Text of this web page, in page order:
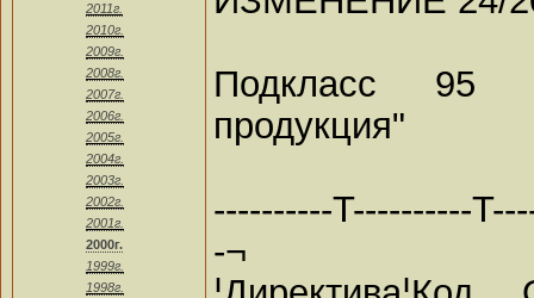
2011г.
2010г.
2009г.
2008г.
2007г.
2006г.
2005г.
2004г.
2003г.
2002г.
2001г.
2000г.
1999г.
1998г.
Подкласс 95
продукция"
----------T----------
-¬